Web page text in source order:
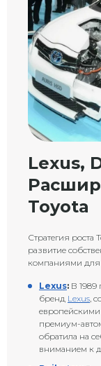
Lexus,
Toyota
Стратегия
развитие
компаниями для
Lexus: В 1989
бренд Lexus,
премиум-
обратила на
вниманием к